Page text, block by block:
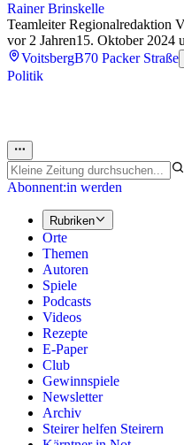
Rainer Brinskelle
Teamleiter Regionalredaktion
vor 2 Jahren15. Oktober 2024
VoitsbergB70 Packer Straße
Politik
Abonnent:in werden
Rubriken
Orte
Themen
Autoren
Spiele
Podcasts
Videos
Rezepte
E-Paper
Club
Gewinnspiele
Newsletter
Archiv
Steirer helfen Steirern